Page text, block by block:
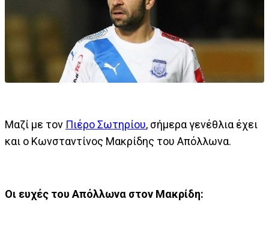
Μαζί με τον Πιέρο Σωτηρίου, σήμερα γενέθλια έχει
και ο Κωνσταντίνος Μακρίδης του Απόλλωνα.
Οι ευχές του Απόλλωνα στον Μακρίδη: